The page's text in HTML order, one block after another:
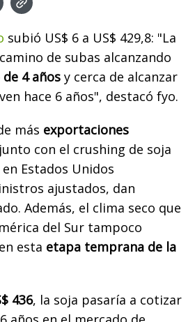
subió US$ 6 a US$ 429,8: "La
de subas alcanzando
4 años y cerca de alcanzar
hace 6 años", destacó fyo.
más exportaciones
junto con el crushing de soja
Estados Unidos
ajustados, dan
Además, el clima seco que
del Sur tampoco
esta etapa temprana de la
436, la soja pasaría a cotizar